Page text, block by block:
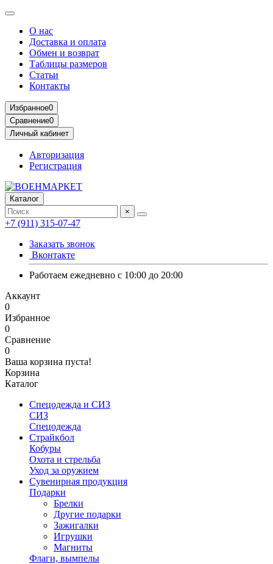
О нас
Доставка и оплата
Обмен и возврат
Таблицы размеров
Статьи
Контакты
Избранное0
Сравнение0
Личный кабинет
Авторизация
Регистрация
Каталог
×
+7 (911) 315-07-47
Заказать звонок
Вконтакте
Работаем ежедневно с 10:00 до 20:00
Аккаунт
0
Избранное
0
Сравнение
0
Ваша корзина пуста!
Корзина
Каталог
Спецодежда и СИЗ
СИЗ
Спецодежда
Страйкбол
Кобуры
Охота и стрельба
Уход за оружием
Сувенирная продукция
Подарки
Брелки
Другие подарки
Зажигалки
Игрушки
Магниты
Флаги, вымпелы